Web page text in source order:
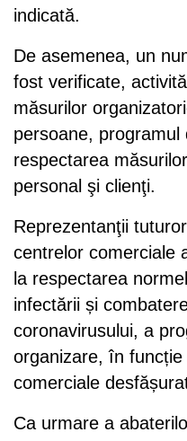
indicată.
De asemenea, un
fost verificate,
măsurilor
persoane,
respectarea
personal şi clienţi.
Reprezentanţii
centrelor comerciale
la respectarea
infectării și
coronavirusului, a
organizare, în
comerciale
Ca urmare a